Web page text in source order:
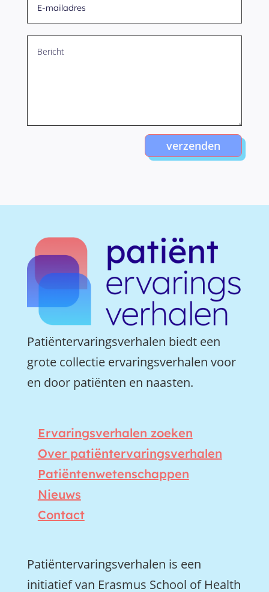
verzenden
Patiëntervaringsverhalen biedt een
grote collectie ervaringsverhalen voor
en door patiënten en naasten.
Ervaringsverhalen zoeken
Over patiëntervaringsverhalen
Patiëntenwetenschappen
Nieuws
Contact
Patiëntervaringsverhalen is een
initiatief van Erasmus School of Health